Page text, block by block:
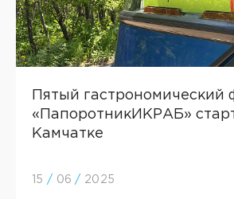
Пятый гастрономический
«ПапоротникИКРАБ»
Камчатке
15 / 06 / 2025